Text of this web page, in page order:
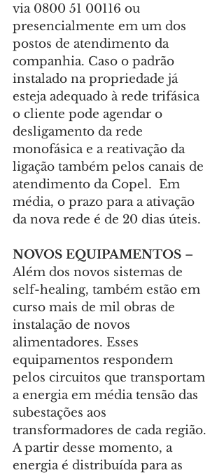
via 0800 51 00116 ou
presencialmente em um dos
postos de atendimento da
companhia. Caso o padrão
instalado na propriedade já
esteja adequado à rede trifásica
o cliente pode agendar o
desligamento da rede
monofásica e a reativação da
ligação também pelos canais de
atendimento da Copel.  Em
média, o prazo para a ativação
da nova rede é de 20 dias úteis.
NOVOS EQUIPAMENTOS –
Além dos novos sistemas de
self-healing, também estão em
curso mais de mil obras de
instalação de novos
alimentadores. Esses
equipamentos respondem
pelos circuitos que transportam
a energia em média tensão das
subestações aos
transformadores de cada região.
A partir desse momento, a
energia é distribuída para as